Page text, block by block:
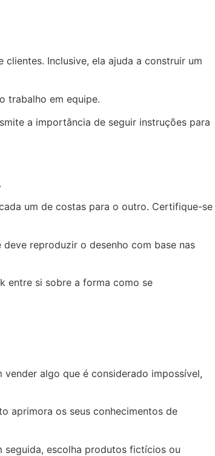
Inclusive, ela ajuda a construir um
trabalho em equipe.
a importância de seguir instruções para
um de costas para o outro. Certifique-se
reproduzir o desenho com base nas
entre si sobre a forma como se
algo que é considerado impossível,
aprimora os seus conhecimentos de
seguida, escolha produtos fictícios ou